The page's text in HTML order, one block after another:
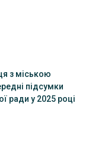
з міською
підсумки
ради у 2025 році